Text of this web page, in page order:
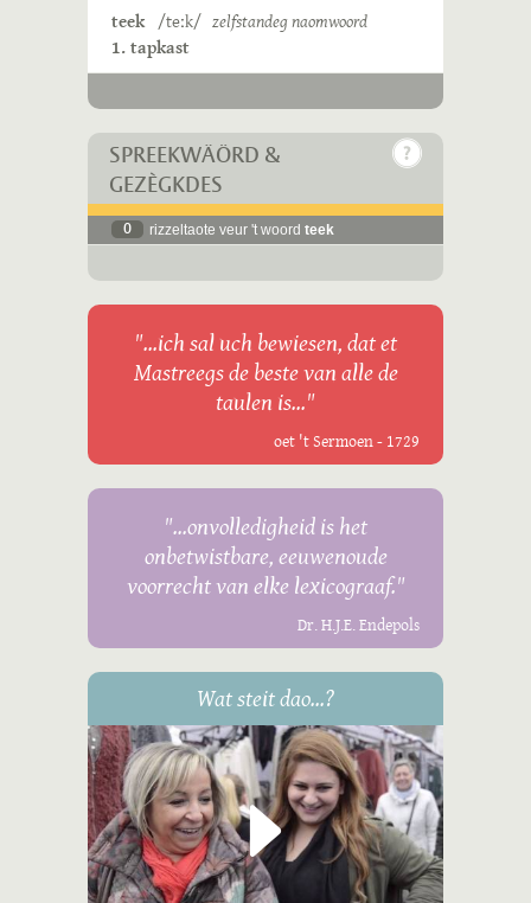
teek /teːk/ zelfstandeg naomwoord
1. tapkast
SPREEKWÄÖRD &
GEZÈGKDES
0 rizzeltaote veur 't woord teek
"...ich sal uch bewiesen, dat et
Mastreegs de beste van alle de
taulen is..."
oet 't Sermoen - 1729
"...onvolledigheid is het
onbetwistbare, eeuwenoude
voorrecht van elke lexicograaf."
Dr. H.J.E. Endepols
Wat steit dao...?